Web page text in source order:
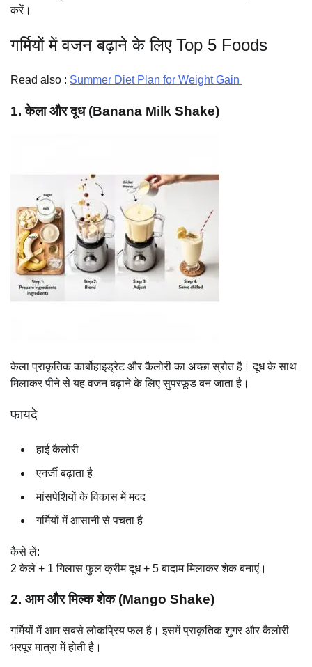
करें।
गर्मियों में वजन बढ़ाने के लिए Top 5 Foods
Read also : Summer Diet Plan for Weight Gain
1. केला और दूध (Banana Milk Shake)
केला प्राकृतिक कार्बोहाइड्रेट और कैलोरी का अच्छा स्रोत है। दूध के साथ
मिलाकर पीने से यह वजन बढ़ाने के लिए सुपरफूड बन जाता है।
फायदे
हाई कैलोरी
एनर्जी बढ़ाता है
मांसपेशियों के विकास में मदद
गर्मियों में आसानी से पचता है
कैसे लें:
2 केले + 1 गिलास फुल क्रीम दूध + 5 बादाम मिलाकर शेक बनाएं।
2. आम और मिल्क शेक (Mango Shake)
गर्मियों में आम सबसे लोकप्रिय फल है। इसमें प्राकृतिक शुगर और कैलोरी
भरपूर मात्रा में होती है।